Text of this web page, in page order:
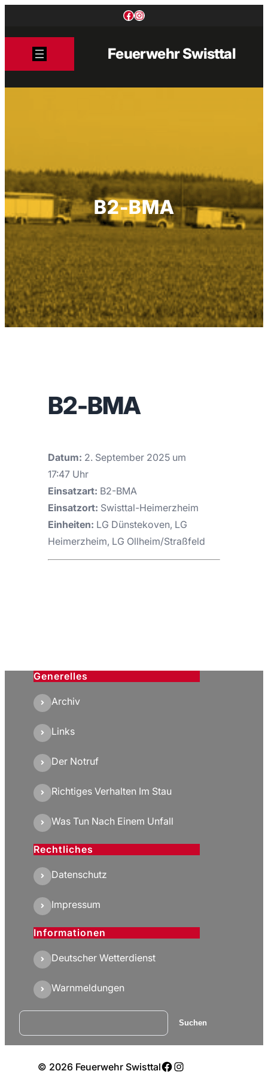
Facebook
Instagram
Feuerwehr Swisttal
B2-BMA
B2-BMA
Datum: 2. September 2025 um
17:47 Uhr
Einsatzart: B2-BMA
Einsatzort: Swisttal-Heimerzheim
Einheiten: LG Dünstekoven, LG
Heimerzheim, LG Ollheim/Straßfeld
Generelles
Archiv
Links
Der Notruf
Richtiges Verhalten Im Stau
Was Tun Nach Einem Unfall
Rechtliches
Datenschutz
Impressum
Informationen
Deutscher Wetterdienst
Warnmeldungen
Suchen Suchen
© 2026 Feuerwehr SwisttalFacebook
Instagram